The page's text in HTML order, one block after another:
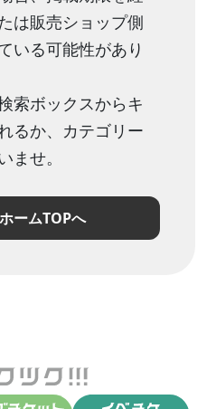
は販売ショップ側
いる可能性があり
索ボックスからキ
るか、カテゴリー
ませ。
ームTOPへ